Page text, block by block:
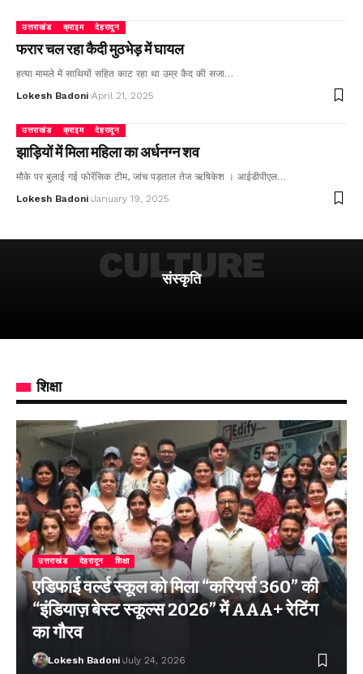
उत्तराखंड क्राइम देहरादून
फरार चल रहा कैदी मुठभेड़ में घायल
हत्या मामले में साथियों सहित काट रहा था उम्र कैद की सजा…
Lokesh Badoni April 21, 2025
उत्तराखंड क्राइम देहरादून
झाड़ियों में मिला महिला का अर्धनग्न शव
मौके पर बुलाई गई फोरेंसिक टीम, जांच पड़ताल तेज ऋषिकेश । आईडीपीएल…
Lokesh Badoni January 19, 2025
संस्कृति
CULTURE
शिक्षा
उत्तराखंड देहरादून शिक्षा
एडिफाई वर्ल्ड स्कूल को मिला “करियर्स 360” की
“इंडियाज़ बेस्ट स्कूल्स 2026” में AAA+ रेटिंग
का गौरव
Lokesh Badoni July 24, 2026